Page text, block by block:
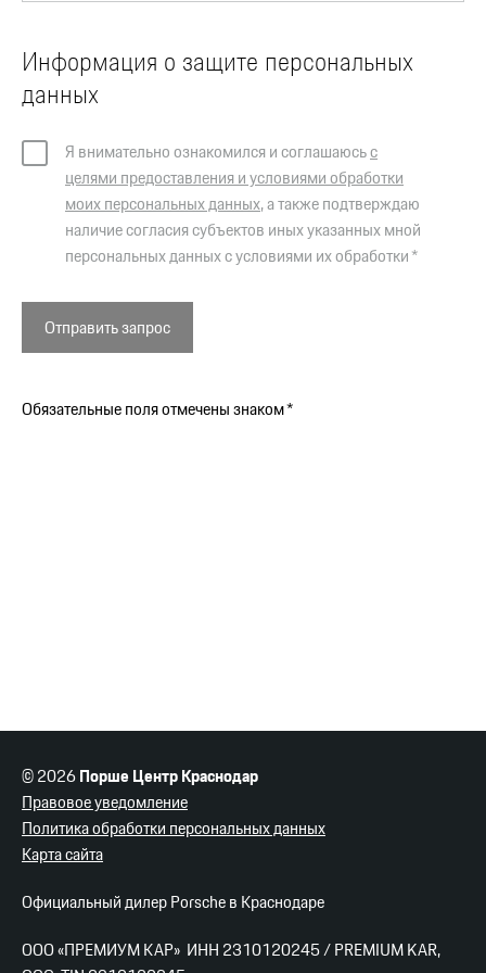
Информация о защите персональных
данных
Я внимательно ознакомился и соглашаюсьс
целями предоставления и условиями обработки
моих персональных данных, а также подтверждаю
наличие согласия субъектов иных указанных мной
персональных данных с условиями их обработки *
Отправить запрос
Обязательные поля отмечены знаком *
© 2026Порше Центр Краснодар
Правовое уведомление
Политика обработки персональных данных
Карта сайта
Официальный дилер Porsche в Краснодаре
ООО «ПРЕМИУМ КАР» ИНН 2310120245 / PREMIUM KAR,